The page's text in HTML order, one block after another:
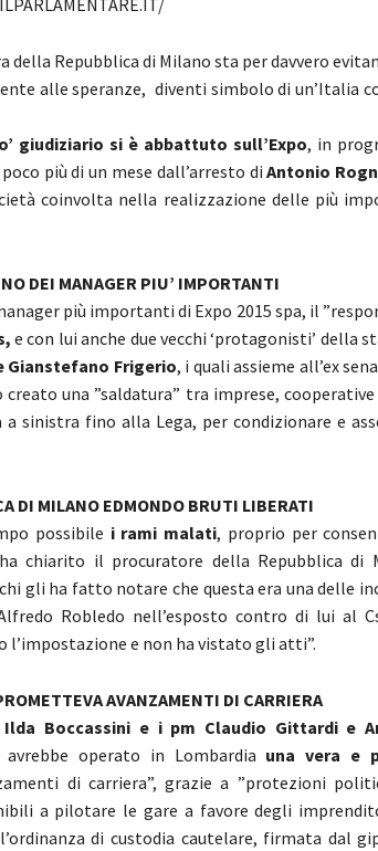
ILPARLAMENTARE.IT/
della Repubblica di Milano sta per davvero
alle speranze, diventi simbolo di un’Italia
giudiziario si è abbattuto sull’Expo, in
più di un mese dall’arresto diAntonio
coinvolta nella realizzazione delle più
DEI MANAGER PIU’ IMPORTANTI
più importanti di Expo 2015 spa, il
e con lui anche due vecchi ‘protagonisti’ della
Gianstefano Frigerio, i quali assieme all’ex
una ”saldatura” tra imprese,
sinistra fino alla Lega, per condizionare e
DI MILANO EDMONDO BRUTI LIBERATI
possibile i rami malati, proprio per
chiarito il procuratore della Repubblica di
gli ha fatto notare che questa era una delle
Robledo nell’esposto contro di lui al
l’impostazione e non ha vistato gli atti”.
AVANZAMENTI DI CARRIERA
Ilda Boccassini e i pm Claudio Gittardi e
operato in Lombardia una vera e
di carriera”, grazie a ”protezioni
a pilotare le gare a favore degli
di custodia cautelare, firmata dal